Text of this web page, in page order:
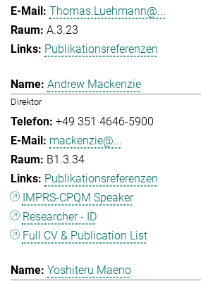
Thomas.Luehmann@...
A.3.23
Publikationsreferenzen
Andrew Mackenzie
Direktor
+49 351 4646-5900
mackenzie@...
B1.3.34
Publikationsreferenzen
IMPRS-CPQM Speaker
Researcher - ID
Full CV & Publication List
Yoshiteru Maeno